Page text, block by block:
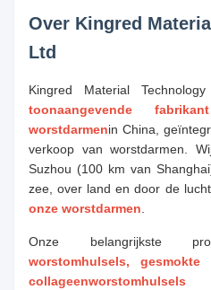
Over Kingred
Ltd
Kingred Material
toonaangevende
worstdarmenin China,
verkoop van worstdarmen.
Suzhou (100 km van
zee, over land en door de
onze worstdarmen.
Onze belangrijkste
worstomhulsels, gesmokte